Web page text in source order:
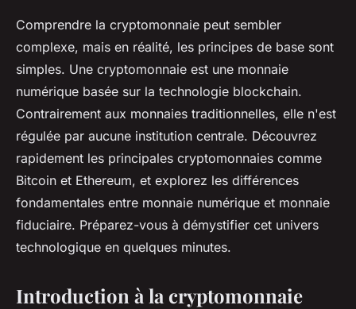
Comprendre la cryptomonnaie peut sembler
complexe, mais en réalité, les principes de base sont
simples. Une cryptomonnaie est une monnaie
numérique basée sur la technologie blockchain.
Contrairement aux monnaies traditionnelles, elle n'est
régulée par aucune institution centrale. Découvrez
rapidement les principales cryptomonnaies comme
Bitcoin et Ethereum, et explorez les différences
fondamentales entre monnaie numérique et monnaie
fiduciaire. Préparez-vous à démystifier cet univers
technologique en quelques minutes.
Introduction à la cryptomonnaie